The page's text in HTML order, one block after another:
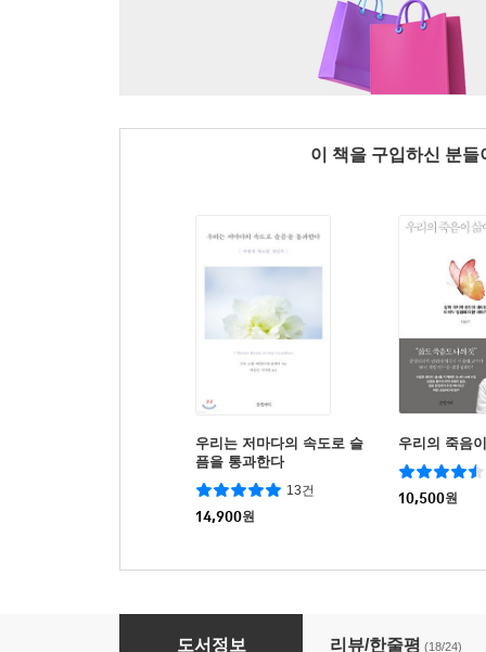
이 책을 구입하신 분
우리는 저마다의 속도로 슬
픔을 통과한다
13건
14,900원
우리의 죽음
10,500원
상실 수업
도서정보 리뷰/한줄평 (18/24)